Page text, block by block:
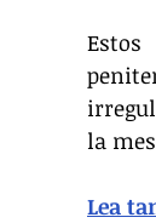
la
Lea